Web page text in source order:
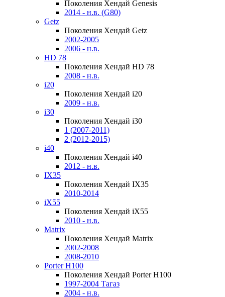
Поколения Хендай Genesis
2014 - н.в. (G80)
Getz
Поколения Хендай Getz
2002-2005
2006 - н.в.
HD 78
Поколения Хендай HD 78
2008 - н.в.
i20
Поколения Хендай i20
2009 - н.в.
i30
Поколения Хендай i30
1 (2007-2011)
2 (2012-2015)
i40
Поколения Хендай i40
2012 - н.в.
IX35
Поколения Хендай IX35
2010-2014
iX55
Поколения Хендай iX55
2010 - н.в.
Matrix
Поколения Хендай Matrix
2002-2008
2008-2010
Porter H100
Поколения Хендай Porter H100
1997-2004 Тагаз
2004 - н.в.